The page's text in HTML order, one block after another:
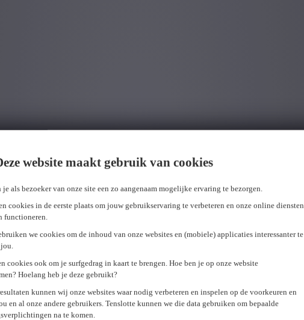
website maakt gebruik van cookies
je als bezoeker van onze site een zo aangenaam mogelijke ervaring te bezorgen.
cookies in de eerste plaats om jouw gebruikservaring te verbeteren en onze online diensten
functioneren.
we cookies om de inhoud van onze websites en (mobiele) applicaties interessanter te
cookies ook om je surfgedrag in kaart te brengen. Hoe ben je op onze website
Hoelang heb je deze gebruikt?
kunnen wij onze websites waar nodig verbeteren en inspelen op de voorkeuren en
en al onze andere gebruikers. Tenslotte kunnen we die data gebruiken om bepaalde
na te komen.